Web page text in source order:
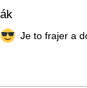
Je to frajer a